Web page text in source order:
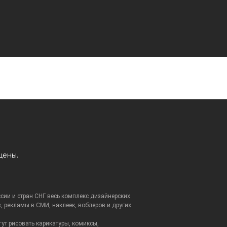
и стран СНГ весь комплекс дизайнерских
рекламы в СМИ, наклеек, воблеров и других
рисовать карикатуры, комиксы,